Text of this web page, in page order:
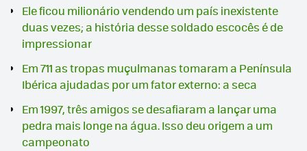
Ele ficou milionário vendendo um país inexistente
duas vezes; a história desse soldado escocês é de
impressionar
Em 711 as tropas muçulmanas tomaram a Península
Ibérica ajudadas por um fator externo: a seca
Em 1997, três amigos se desafiaram a lançar uma
pedra mais longe na água. Isso deu origem a um
campeonato